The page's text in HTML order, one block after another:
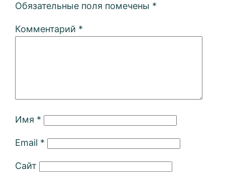
Обязательные поля помечены *
Комментарий *
Имя *
Email *
Сайт